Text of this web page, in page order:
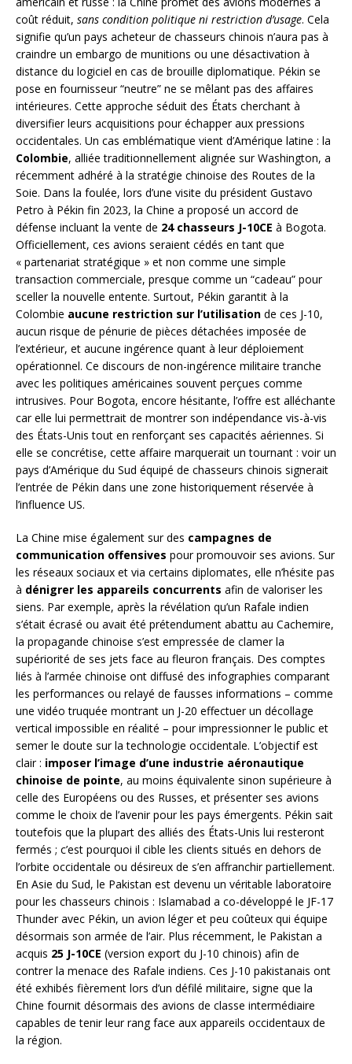
coût réduit, sans condition politique ni restriction d’usage. Cela
signifie qu’un pays acheteur de chasseurs chinois n’aura pas à
craindre un embargo de munitions ou une désactivation à
distance du logiciel en cas de brouille diplomatique. Pékin se
pose en fournisseur “neutre” ne se mêlant pas des affaires
intérieures. Cette approche séduit des États cherchant à
diversifier leurs acquisitions pour échapper aux pressions
occidentales. Un cas emblématique vient d’Amérique latine : la
Colombie, alliée traditionnellement alignée sur Washington, a
récemment adhéré à la stratégie chinoise des Routes de la
Soie. Dans la foulée, lors d’une visite du président Gustavo
Petro à Pékin fin 2023, la Chine a proposé un accord de
défense incluant la vente de 24 chasseurs J-10CE à Bogota.
Officiellement, ces avions seraient cédés en tant que
« partenariat stratégique » et non comme une simple
transaction commerciale, presque comme un “cadeau” pour
sceller la nouvelle entente. Surtout, Pékin garantit à la
Colombie aucune restriction sur l’utilisation de ces J-10,
aucun risque de pénurie de pièces détachées imposée de
l’extérieur, et aucune ingérence quant à leur déploiement
opérationnel. Ce discours de non-ingérence militaire tranche
avec les politiques américaines souvent perçues comme
intrusives. Pour Bogota, encore hésitante, l’offre est alléchante
car elle lui permettrait de montrer son indépendance vis-à-vis
des États-Unis tout en renforçant ses capacités aériennes. Si
elle se concrétise, cette affaire marquerait un tournant : voir un
pays d’Amérique du Sud équipé de chasseurs chinois signerait
l’entrée de Pékin dans une zone historiquement réservée à
l’influence US.
La Chine mise également sur des campagnes de
communication offensives pour promouvoir ses avions. Sur
les réseaux sociaux et via certains diplomates, elle n’hésite pas
à dénigrer les appareils concurrents afin de valoriser les
siens. Par exemple, après la révélation qu’un Rafale indien
s’était écrasé ou avait été prétendument abattu au Cachemire,
la propagande chinoise s’est empressée de clamer la
supériorité de ses jets face au fleuron français. Des comptes
liés à l’armée chinoise ont diffusé des infographies comparant
les performances ou relayé de fausses informations – comme
une vidéo truquée montrant un J-20 effectuer un décollage
vertical impossible en réalité – pour impressionner le public et
semer le doute sur la technologie occidentale. L’objectif est
clair : imposer l’image d’une industrie aéronautique
chinoise de pointe, au moins équivalente sinon supérieure à
celle des Européens ou des Russes, et présenter ses avions
comme le choix de l’avenir pour les pays émergents. Pékin sait
toutefois que la plupart des alliés des États-Unis lui resteront
fermés ; c’est pourquoi il cible les clients situés en dehors de
l’orbite occidentale ou désireux de s’en affranchir partiellement.
En Asie du Sud, le Pakistan est devenu un véritable laboratoire
pour les chasseurs chinois : Islamabad a co-développé le JF-17
Thunder avec Pékin, un avion léger et peu coûteux qui équipe
désormais son armée de l’air. Plus récemment, le Pakistan a
acquis 25 J-10CE (version export du J-10 chinois) afin de
contrer la menace des Rafale indiens. Ces J-10 pakistanais ont
été exhibés fièrement lors d’un défilé militaire, signe que la
Chine fournit désormais des avions de classe intermédiaire
capables de tenir leur rang face aux appareils occidentaux de
la région.